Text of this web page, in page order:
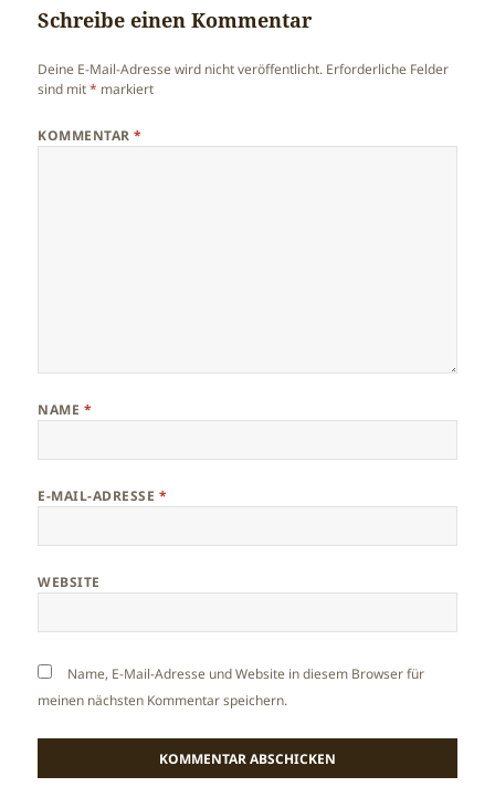
Schreibe einen Kommentar
Deine E-Mail-Adresse wird nicht veröffentlicht. Erforderliche Felder
sind mit* markiert
KOMMENTAR*
NAME *
E-MAIL-ADRESSE *
WEBSITE
Name, E-Mail-Adresse und Website in diesem Browser für
meinen nächsten Kommentar speichern.